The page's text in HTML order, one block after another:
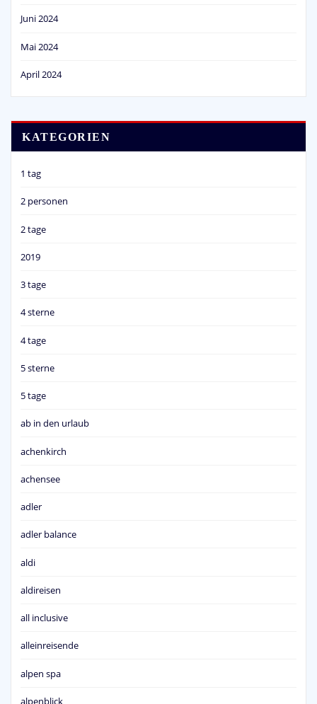
Juni 2024
Mai 2024
April 2024
KATEGORIEN
1 tag
2 personen
2 tage
2019
3 tage
4 sterne
4 tage
5 sterne
5 tage
ab in den urlaub
achenkirch
achensee
adler
adler balance
aldi
aldireisen
all inclusive
alleinreisende
alpen spa
alpenblick